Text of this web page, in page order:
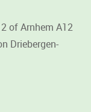
of Arnhem A12
Driebergen-